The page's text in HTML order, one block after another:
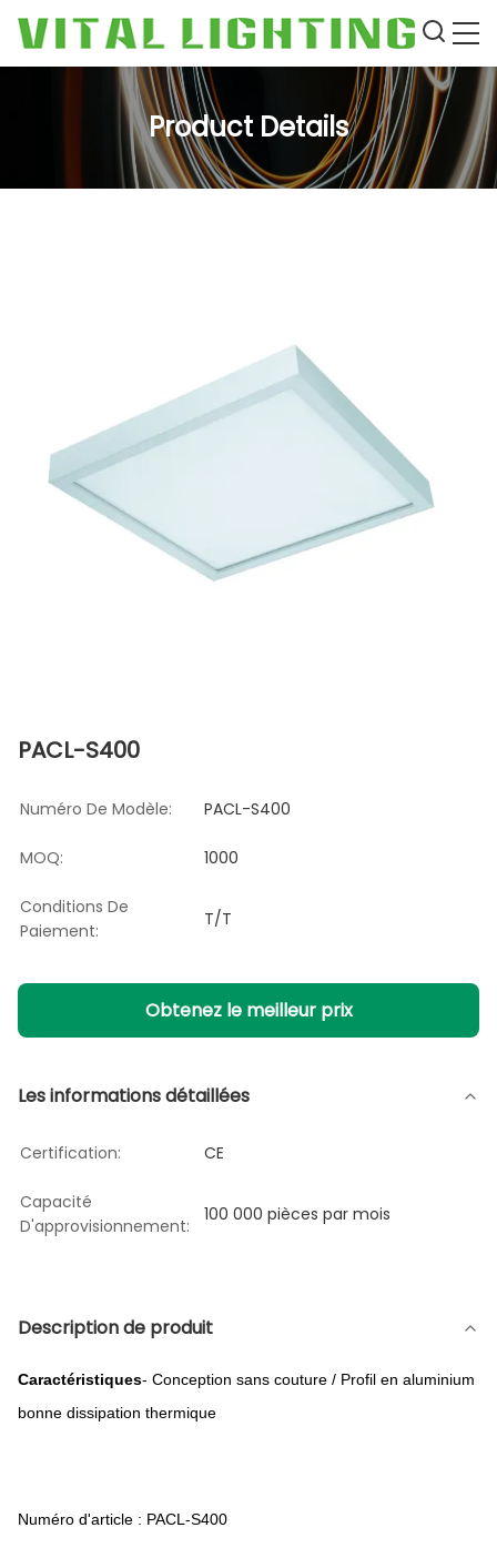
Product Details
PACL-S400
Numéro De Modèle: PACL-S400
MOQ: 1000
Conditions De
Paiement:
T/T
Obtenez le meilleur prix
Les informations détaillées
Certification: CE
Capacité
D'approvisionnement:
100 000 pièces par mois
Description de produit
Caractéristiques- Conception sans couture / Profil en aluminium
bonne dissipation thermique
Numéro d'article : PACL-S400